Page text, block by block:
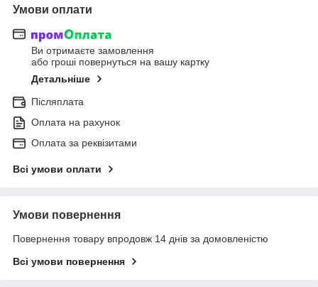
Умови оплати
Ви отримаєте замовлення
або гроші повернуться на вашу картку
Детальніше
Післяплата
Оплата на рахунок
Оплата за реквізитами
Всі умови оплати
Умови повернення
Повернення товару впродовж 14 днів за домовленістю
Всі умови повернення